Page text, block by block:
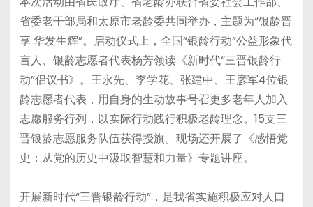
省委老干部局和太原市老龄委共同举办，主题为“银龄晋
享 华发生辉”。启动仪式上，全国“银龄行动”公益形象代
言人、银龄志愿者代表杨芳领读《新时代“三晋银龄行
动”倡议书》。王永先、李学花、张建中、王彦军4位银
龄志愿者代表，用自身的生动故事号召更多老年人加入
志愿服务行列，以实际行动践行积极老龄理念。15支三
晋银龄志愿服务队伍获得授旗。现场还开展了《感悟党
史：从党的历史中汲取智慧和力量》专题讲座。
开展新时代“三晋银龄行动”，是我省实施积极应对人口